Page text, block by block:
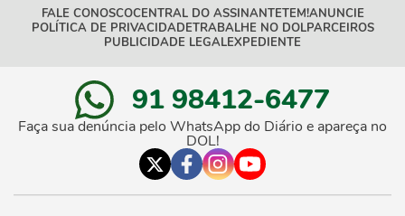
FALE CONOSCOCENTRAL DO ASSINANTETEM!ANUNCIE
POLÍTICA DE PRIVACIDADETRABALHE NO DOLPARCEIROS
PUBLICIDADE LEGALEXPEDIENTE
91 98412-6477
Faça sua denúncia pelo WhatsApp do Diário e apareça no
DOL!